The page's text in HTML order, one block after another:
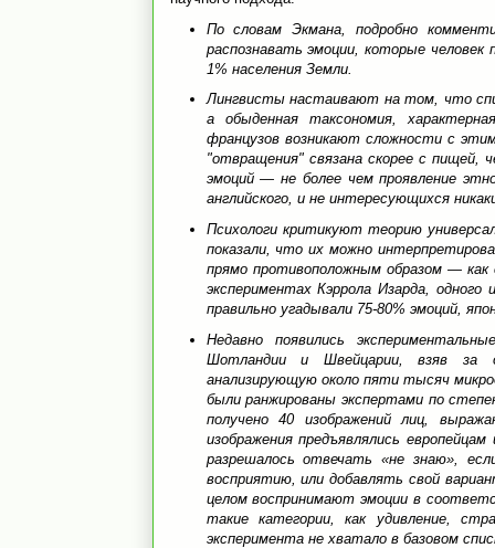
По словам Экмана, подробно
распознавать эмоции, которые
1% населения Земли.
Лингвисты настаивают на том, что
а обыденная таксономия,
французов возникают сложности с
"отвращения" связана скорее с пищей,
эмоций — не более чем проявление
английского, и не интересующихся
Психологи критикуют теорию
показали, что их можно
прямо противоположным образом —
экспериментах Кэррола Изарда,
правильно угадывали 75-80% эмоций,
Недавно появились
Шотландии и Швейцарии, взяв за
анализирующую около пяти тысяч
были ранжированы экспертами по
получено 40 изображений лиц,
изображения предъявлялись
разрешалось отвечать «не знаю»,
восприятию, или добавлять свой
целом воспринимают эмоции в
такие категории, как удивление,
эксперимента не хватало в базовом